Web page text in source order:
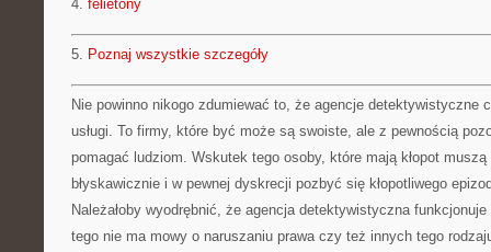
4. felietony
5. Poznaj wszystkie szczegóły
Nie powinno nikogo zdumiewać to, że agencje detektywistyczne
usługi. To firmy, które być może są swoiste, ale z pewnością
pomagać ludziom. Wskutek tego osoby, które mają kłopot
błyskawicznie i w pewnej dyskrecji pozbyć się kłopotliwego
Należałoby wyodrębnić, że agencja detektywistyczna
tego nie ma mowy o naruszaniu prawa czy też innych tego